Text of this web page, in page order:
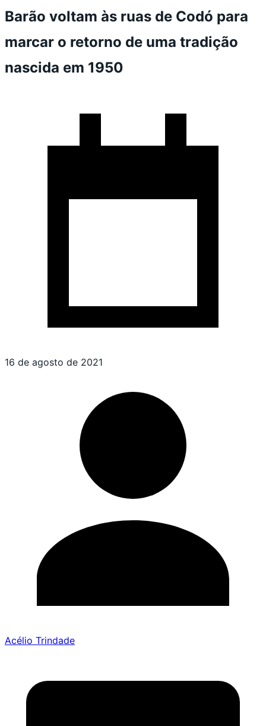
Barão voltam às ruas de Codó para
marcar o retorno de uma tradição
nascida em 1950
16 de agosto de 2021
Acélio Trindade